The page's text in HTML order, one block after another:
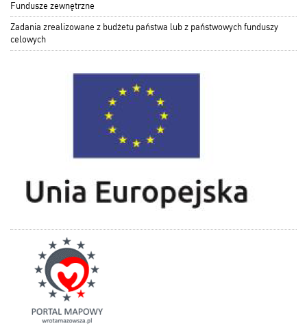
Fundusze zewnętrzne
Zadania zrealizowane z budżetu państwa lub z państwowych funduszy
celowych